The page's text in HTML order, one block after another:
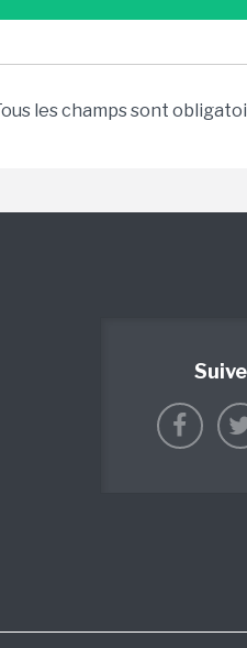
les champs sont